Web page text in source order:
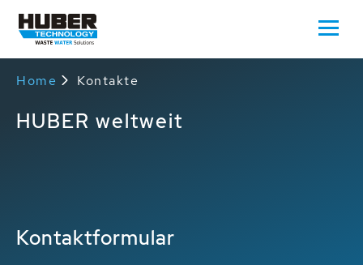
Home Kontakte
HUBER weltweit
Kontaktformular